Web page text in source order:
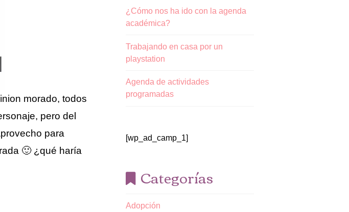
morado, todos
pero del
para
🙂 ¿qué haría
¿Cómo nos ha ido con la agenda
académica?
Trabajando en casa por un
playstation
Agenda de actividades
programadas
[wp_ad_camp_1]
Categorías
Adopción